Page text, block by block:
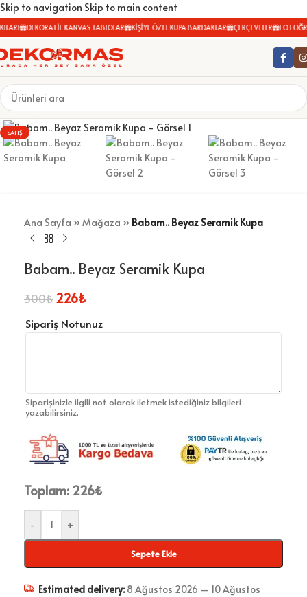
Skip to navigation Skip to main content
DEKORATİF KANVAS TABLOLAR KİŞİYE ÖZEL KUPA BARDAKLAR ÇERÇEVELER
SATIŞ
Büyütmek için tıklayın
Ana Sayfa »Mağaza » Babam.. Beyaz Seramik Kupa
Babam.. Beyaz Seramik Kupa
300₺ 226₺
Sipariş Notunuz
Siparişinizle ilgili not olarak iletmek istediğiniz bilgileri
yazabilirsiniz.
Toplam: 226₺
- +
Sepete Ekle
Estimated delivery: 8 Ağustos 2026 – 10 Ağustos